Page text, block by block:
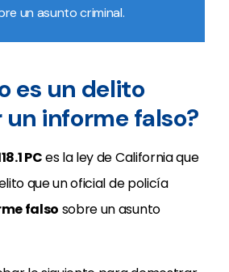
un asunto criminal.
es un delito
informe falso?
PCes la ley de California que
que un oficial de policía
falso sobre un asunto